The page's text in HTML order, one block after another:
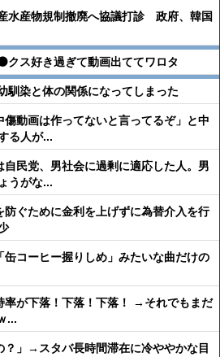
水産物規制撤廃へ協議打診 政府、韓国
クス好き過ぎて動画出ててワロタ
馴染と体の関係になってしまった
傷動画は作ってないと言ってるぞ」と中
る人が...
自民党、男社会に過剰に適応した人。男
うがな...
防ぐために金利を上げずに為替介入を行
缶コーヒー握りしめ」みたいな曲だけの
率が下落！下落！下落！ →それでもまだ
...
？」→スタバ長時間滞在に冷ややかな目